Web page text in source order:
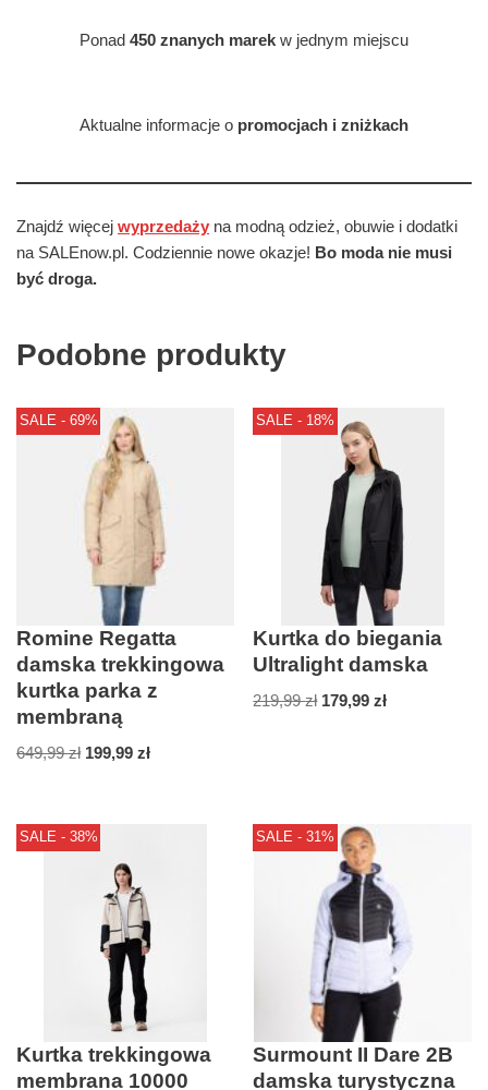
Ponad 450 znanych marek w jednym miejscu
Aktualne informacje o promocjach i zniżkach
Znajdź więcej wyprzedaży na modną odzież, obuwie i dodatki
na SALEnow.pl. Codziennie nowe okazje! Bo moda nie musi
być droga.
Podobne produkty
SALE - 69%
Romine Regatta
damska trekkingowa
kurtka parka z
membraną
649,99zł 199,99 zł
SALE - 18%
Kurtka do biegania
Ultralight damska
219,99zł 179,99zł
SALE - 38%
Kurtka trekkingowa
membrana 10000
SALE - 31%
Surmount II Dare 2B
damska turystyczna